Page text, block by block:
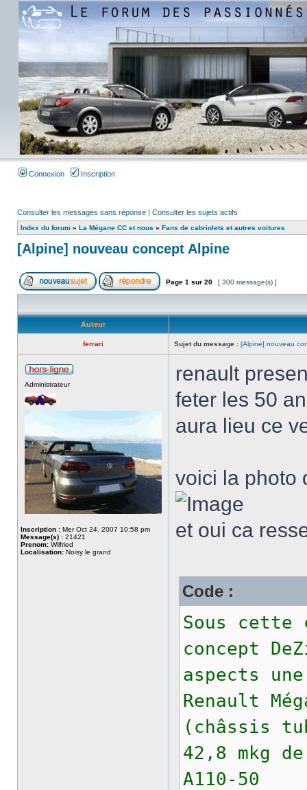
Connexion Inscription
Consulter les messages sans réponse | Consulter les sujets actifs
Index du forum » La Mégane CC et nous » Fans de cabriolets et autres voitures
[Alpine] nouveau concept Alpine
Page 1 sur 20 [ 300 message(s) ]
Auteur
ferrari Sujet du message : [Alpine] nouveau
Administrateur
Inscription : Mer Oct 24, 2007 10:58 pm
Message(s) : 21421
Prenom: Wilfried
Localisation: Noisy le grand
renault
feter les 50
aura lieu ce
voici la photo
et oui ca
Code :
Sous cette
concept
aspects
Renault
(châssis
42,8 mkg
A110-50